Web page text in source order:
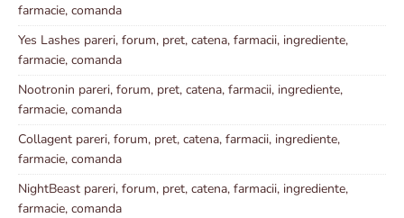
farmacie, comanda
Yes Lashes pareri, forum, pret, catena, farmacii, ingrediente,
farmacie, comanda
Nootronin pareri, forum, pret, catena, farmacii, ingrediente,
farmacie, comanda
Collagent pareri, forum, pret, catena, farmacii, ingrediente,
farmacie, comanda
NightBeast pareri, forum, pret, catena, farmacii, ingrediente,
farmacie, comanda